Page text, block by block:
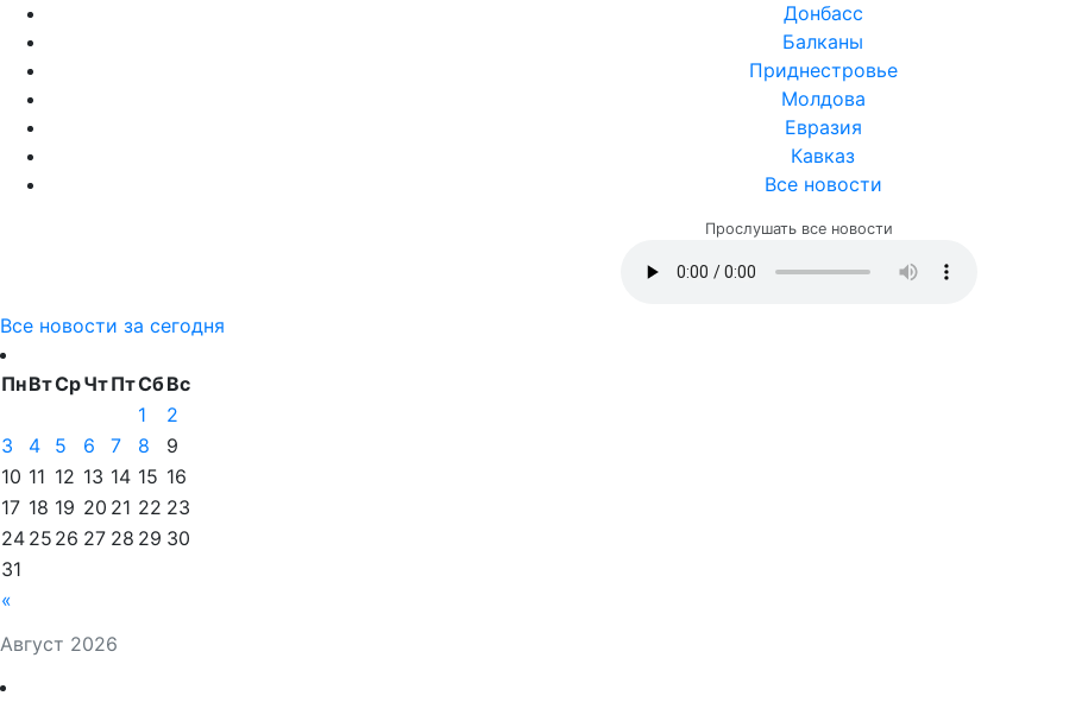
Донбасс
Балканы
Приднестровье
Молдова
Евразия
Кавказ
Все новости
Прослушать все новости
Все новости за сегодня
Август 2026
ПнВтСрЧтПтСбВс
«
1
2
3
4 5 6 7 8
9
10 11 12 13 14 15 16
17 18 19 20 21 22 23
24 25 26 27 28 29 30
31